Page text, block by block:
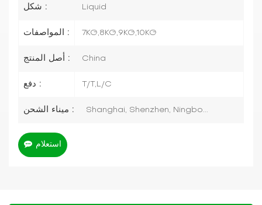
شكل : Liquid
المواصفات : 7KG,8KG,9KG,10KG
أصل المنتج : China
دفع : T/T,L/C
ميناء الشحن : Shanghai, Shenzhen, Ningbo...
استعلام